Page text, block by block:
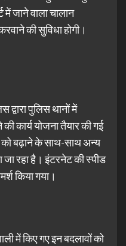
में जाने वाला चालान
की सुविधा होगी।
द्वारा पुलिस थानों में
कार्य योजना तैयार की गई
बढ़ाने के साथ-साथ अन्य
रहा है। इंटरनेट की स्पीड
किया गया।
में किए गए इन बदलावों को